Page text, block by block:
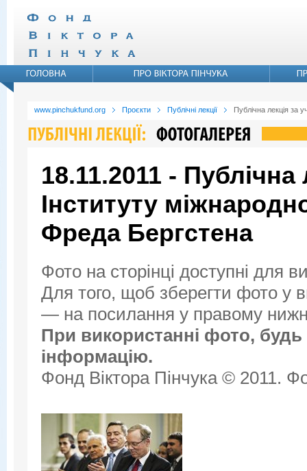
www.pinchukfund.org Проєкти Публічні лекції Публічна лекція за
18.11.2011 - Публічна
Інституту
Фреда Бергстена
Фото на сторінці доступні для
Для того, щоб зберегти фото у
— на посилання у правому
При використанні фото, будь
інформацію.
Фонд Віктора Пінчука © 2011.